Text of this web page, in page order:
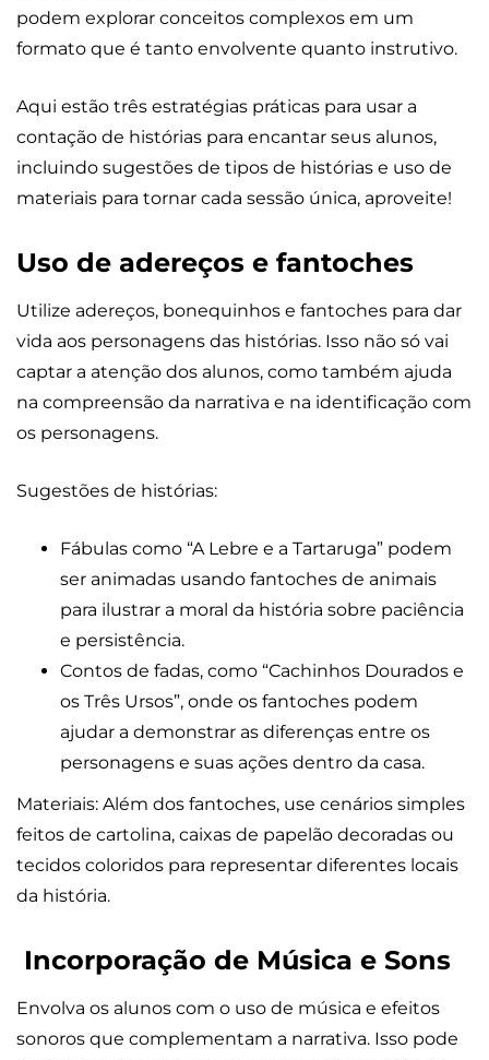
podem explorar conceitos complexos em um
formato que é tanto envolvente quanto instrutivo.
Aqui estão três estratégias práticas para usar a
contação de histórias para encantar seus alunos,
incluindo sugestões de tipos de histórias e uso de
materiais para tornar cada sessão única, aproveite!
Uso de adereços e fantoches
Utilize adereços, bonequinhos e fantoches para dar
vida aos personagens das histórias. Isso não só vai
captar a atenção dos alunos, como também ajuda
na compreensão da narrativa e na identificação com
os personagens.
Sugestões de histórias:
Fábulas como “A Lebre e a Tartaruga” podem
ser animadas usando fantoches de animais
para ilustrar a moral da história sobre paciência
e persistência.
Contos de fadas, como “Cachinhos Dourados e
os Três Ursos”, onde os fantoches podem
ajudar a demonstrar as diferenças entre os
personagens e suas ações dentro da casa.
Materiais: Além dos fantoches, use cenários simples
feitos de cartolina, caixas de papelão decoradas ou
tecidos coloridos para representar diferentes locais
da história.
Incorporação de Música e Sons
Envolva os alunos com o uso de música e efeitos
sonoros que complementam a narrativa. Isso pode